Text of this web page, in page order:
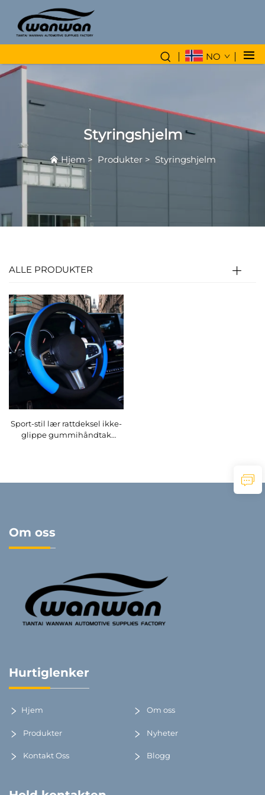
NO
Styringshjelm
Hjem > Produkter> Styringshjelm
ALLE PRODUKTER
Sport-stil lær rattdeksel ikke-
glippe gummihåndtak
Om oss
Hurtiglenker
Hjem Om oss
Produkter Nyheter
Kontakt Oss Blogg